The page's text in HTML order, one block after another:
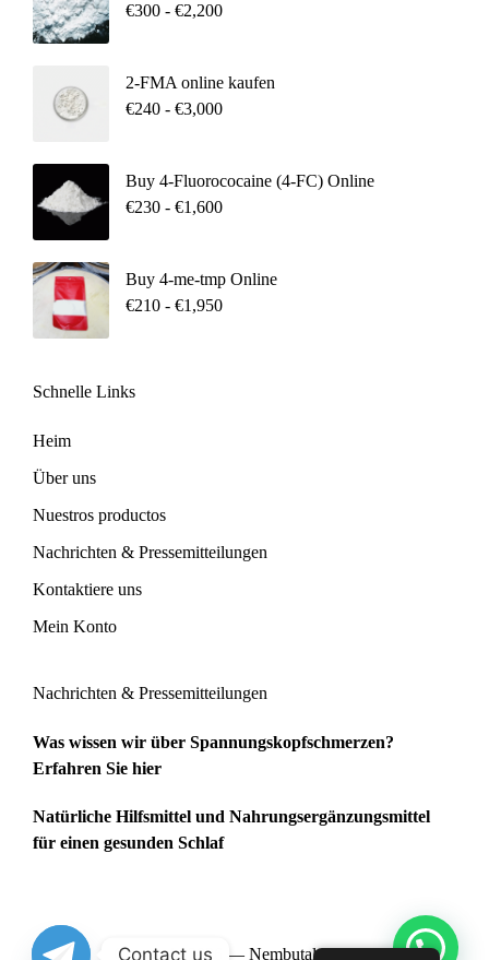
€300 - €2,200
2-FMA online kaufen
€240 - €3,000
Buy 4-Fluorococaine (4-FC) Online
€230 - €1,600
Buy 4-me-tmp Online
€210 - €1,950
Schnelle Links
Heim
Über uns
Nuestros productos
Nachrichten & Pressemitteilungen
Kontaktiere uns
Mein Konto
Nachrichten & Pressemitteilungen
Was wissen wir über Spannungskopfschmerzen?
Erfahren Sie hier
Natürliche Hilfsmittel und Nahrungsergänzungsmittel
für einen gesunden Schlaf
Copyright 2026 — Nembutal House -
Contact us